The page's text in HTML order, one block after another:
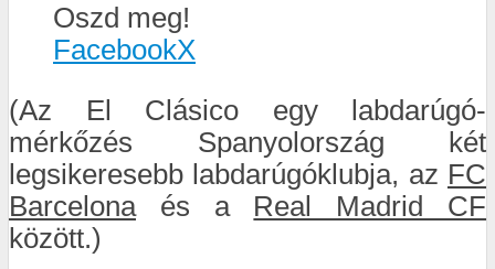
Oszd meg!
FacebookX
(Az El Clásico egy labdarúgó-
mérkőzés Spanyolország két
legsikeresebb labdarúgóklubja, az FC
Barcelona és a Real Madrid CF
között.)